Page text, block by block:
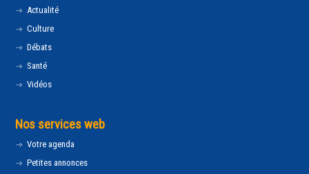
Actualité
Culture
Débats
Santé
Vidéos
Nos services web
Votre agenda
Petites annonces